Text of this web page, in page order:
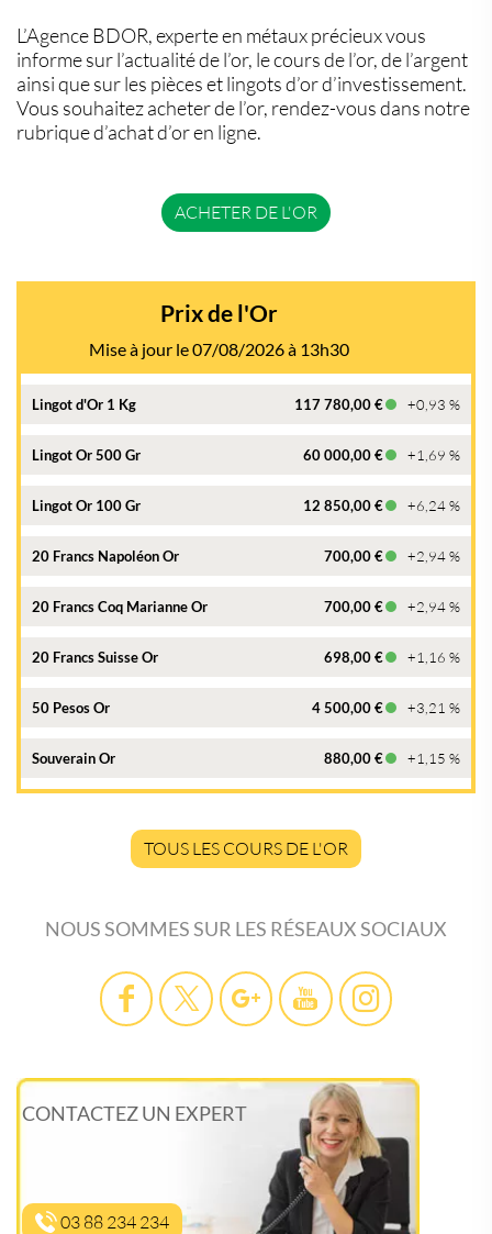
L’Agence BDOR, experte en métaux précieux vous
informe sur l’actualité de l’or, le cours de l’or, de l’argent
ainsi que sur les pièces et lingots d’or d’investissement.
Vous souhaitez acheter de l’or, rendez-vous dans notre
rubrique d’achat d’or en ligne.
ACHETER DE L'OR
Prix de l'Or
Mise à jour le 07/08/2026 à 13h30
Lingot d'Or 1 Kg 117 780,00 € +0,93 %
Lingot Or 500 Gr 60 000,00 € +1,69 %
Lingot Or 100 Gr 12 850,00 € +6,24 %
20 Francs Napoléon Or 700,00 € +2,94 %
20 Francs Coq Marianne Or 700,00 € +2,94 %
20 Francs Suisse Or 698,00 € +1,16 %
50 Pesos Or 4 500,00 € +3,21 %
Souverain Or 880,00 € +1,15 %
TOUS LES COURS DE L'OR
NOUS SOMMES SUR LES RÉSEAUX SOCIAUX
CONTACTEZ UN EXPERT
03 88 234 234